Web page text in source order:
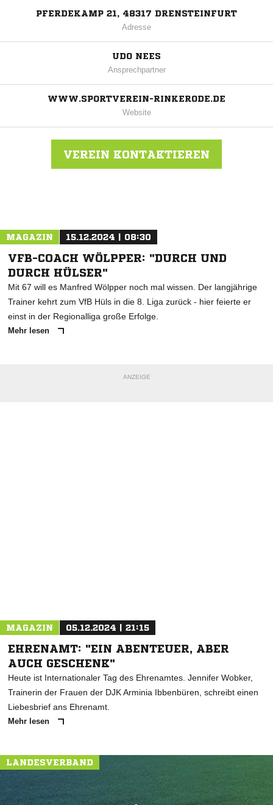
PFERDEKAMP 21, 48317 DRENSTEINFURT
Adresse
UDO NEES
Ansprechpartner
WWW.SPORTVEREIN-RINKERODE.DE
Website
VEREIN KONTAKTIEREN
MAGAZIN 15.12.2024 | 08:30
VFB-COACH WÖLPPER: "DURCH UND
DURCH HÜLSER"
Mit 67 will es Manfred Wölpper noch mal wissen. Der langjährige
Trainer kehrt zum VfB Hüls in die 8. Liga zurück - hier feierte er
einst in der Regionalliga große Erfolge.
Mehr lesen
ANZEIGE
MAGAZIN 05.12.2024 | 21:15
EHRENAMT: "EIN ABENTEUER, ABER
AUCH GESCHENK"
Heute ist Internationaler Tag des Ehrenamtes. Jennifer Wobker,
Trainerin der Frauen der DJK Arminia Ibbenbüren, schreibt einen
Liebesbrief ans Ehrenamt.
Mehr lesen
LANDESVERBAND